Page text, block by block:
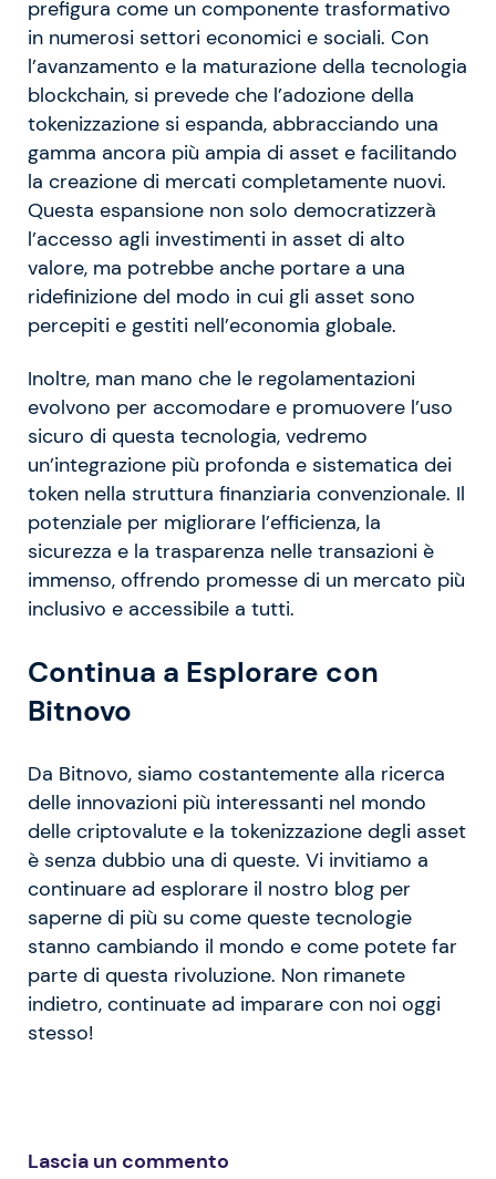
prefigura come un componente trasformativo
in numerosi settori economici e sociali. Con
l’avanzamento e la maturazione della tecnologia
blockchain, si prevede che l’adozione della
tokenizzazione si espanda, abbracciando una
gamma ancora più ampia di asset e facilitando
la creazione di mercati completamente nuovi.
Questa espansione non solo democratizzerà
l’accesso agli investimenti in asset di alto
valore, ma potrebbe anche portare a una
ridefinizione del modo in cui gli asset sono
percepiti e gestiti nell’economia globale.
Inoltre, man mano che le regolamentazioni
evolvono per accomodare e promuovere l’uso
sicuro di questa tecnologia, vedremo
un’integrazione più profonda e sistematica dei
token nella struttura finanziaria convenzionale. Il
potenziale per migliorare l’efficienza, la
sicurezza e la trasparenza nelle transazioni è
immenso, offrendo promesse di un mercato più
inclusivo e accessibile a tutti.
Continua a Esplorare con
Bitnovo
Da Bitnovo, siamo costantemente alla ricerca
delle innovazioni più interessanti nel mondo
delle criptovalute e la tokenizzazione degli asset
è senza dubbio una di queste. Vi invitiamo a
continuare ad esplorare il nostro blog per
saperne di più su come queste tecnologie
stanno cambiando il mondo e come potete far
parte di questa rivoluzione. Non rimanete
indietro, continuate ad imparare con noi oggi
stesso!
Lascia un commento